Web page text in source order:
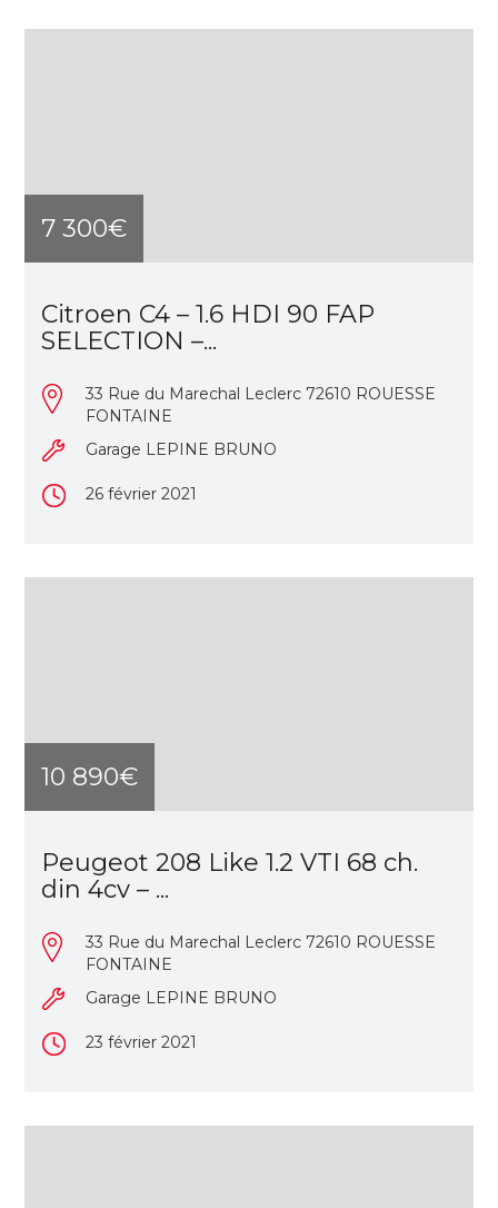
7 300€
Citroen C4 – 1.6 HDI 90 FAP
SELECTION –...
33 Rue du Marechal Leclerc 72610 ROUESSE
FONTAINE
Garage LEPINE BRUNO
26 février 2021
10 890€
Peugeot 208 Like 1.2 VTI 68 ch.
din 4cv – ...
33 Rue du Marechal Leclerc 72610 ROUESSE
FONTAINE
Garage LEPINE BRUNO
23 février 2021